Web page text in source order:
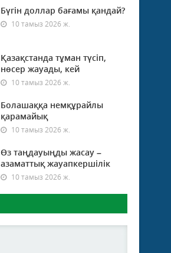
Бүгін доллар бағамы қандай?
10 тамыз 2026 ж.
Қазақстанда тұман түсіп,
нөсер жауады, кей
10 тамыз 2026 ж.
Болашаққа немқұрайлы
қарамайық
10 тамыз 2026 ж.
Өз таңдауыңды жасау –
азаматтық жауапкершілік
10 тамыз 2026 ж.